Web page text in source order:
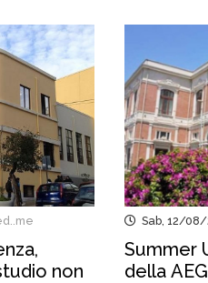
non
Sab, 12/08/
Summer
della